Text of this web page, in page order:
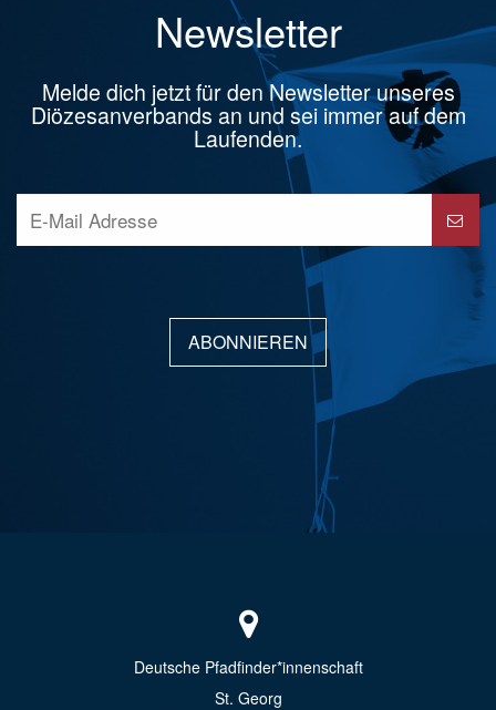
Newsletter
Melde dich jetzt für den Newsletter unseres
Diözesanverbands an und sei immer auf dem
Laufenden.
ABONNIEREN
Deutsche Pfadfinder*innenschaft
St. Georg